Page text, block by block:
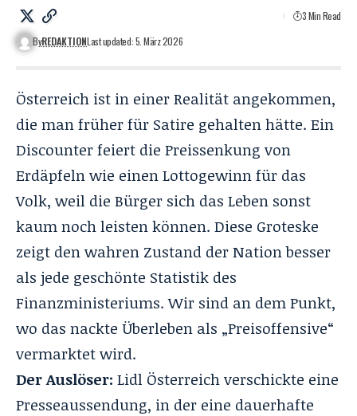
ByREDAKTIONLast updated: 5. März 2026
3 Min Read
Österreich ist in einer Realität angekommen,
die man früher für Satire gehalten hätte. Ein
Discounter feiert die Preissenkung von
Erdäpfeln wie einen Lottogewinn für das
Volk, weil die Bürger sich das Leben sonst
kaum noch leisten können. Diese Groteske
zeigt den wahren Zustand der Nation besser
als jede geschönte Statistik des
Finanzministeriums. Wir sind an dem Punkt,
wo das nackte Überleben als „Preisoffensive“
vermarktet wird.
Der Auslöser: Lidl Österreich verschickte eine
Presseaussendung, in der eine dauerhafte